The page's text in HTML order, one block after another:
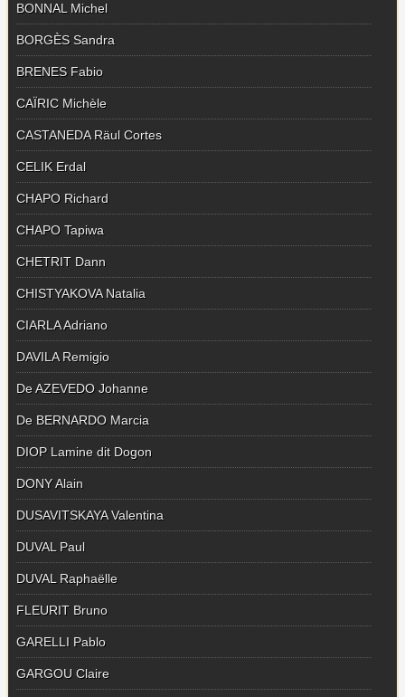
BONNAL Michel
BORGÈS Sandra
BRENES Fabio
CAÏRIC Michèle
CASTANEDA Räul Cortes
CELIK Erdal
CHAPO Richard
CHAPO Tapiwa
CHETRIT Dann
CHISTYAKOVA Natalia
CIARLA Adriano
DAVILA Remigio
De AZEVEDO Johanne
De BERNARDO Marcia
DIOP Lamine dit Dogon
DONY Alain
DUSAVITSKAYA Valentina
DUVAL Paul
DUVAL Raphaëlle
FLEURIT Bruno
GARELLI Pablo
GARGOU Claire